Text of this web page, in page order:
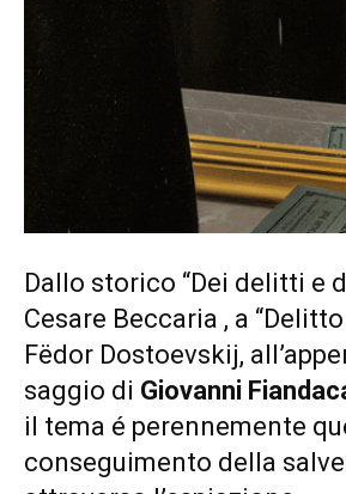
Dallo storico “Dei delitti e
Cesare Beccaria , a
Fëdor Dostoevskij,
saggio di Giovanni
il tema é perennemente
conseguimento della